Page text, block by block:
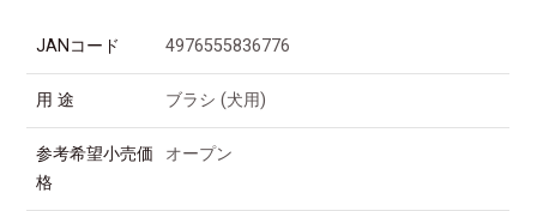
JANコード 4976555836776
用 途 ブラシ (犬用)
参考希望小売価
格
オープン